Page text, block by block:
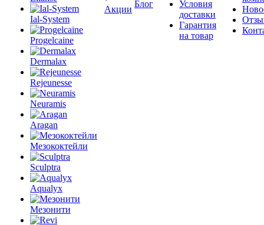
Ial-System
Progelcaine
Dermalax
Rejeunesse
Neuramis
Aragan
Мезококтейли
Sculptra
Aqualyx
Мезонити
Акции
Блог
Условия
доставки
Гарантия
на товар